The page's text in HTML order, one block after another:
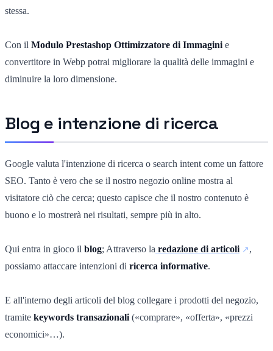
stessa.
Con il Modulo Prestashop Ottimizzatore di Immagini e
convertitore in Webp potrai migliorare la qualità delle immagini e
diminuire la loro dimensione.
Blog e intenzione di ricerca
Google valuta l'intenzione di ricerca o search intent come un fattore
SEO. Tanto è vero che se il nostro negozio online mostra al
visitatore ciò che cerca; questo capisce che il nostro contenuto è
buono e lo mostrerà nei risultati, sempre più in alto.
Qui entra in gioco il blog; Attraverso la redazione di articoli
,
possiamo attaccare intenzioni di ricerca informative.
E all'interno degli articoli del blog collegare i prodotti del negozio,
tramite keywords transazionali («comprare», «offerta», «prezzi
economici»…).